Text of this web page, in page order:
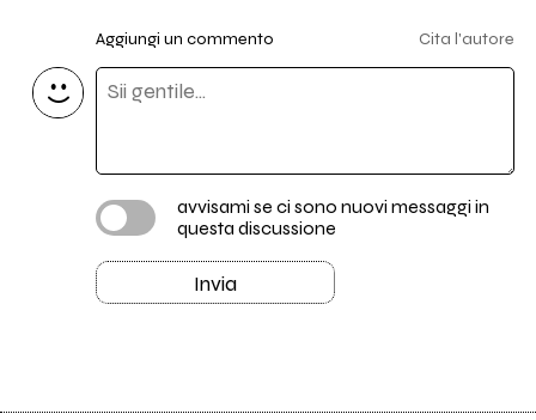
Aggiungi un commento Cita l'autore
avvisami se ci sono nuovi messaggi in
questa discussione
Invia